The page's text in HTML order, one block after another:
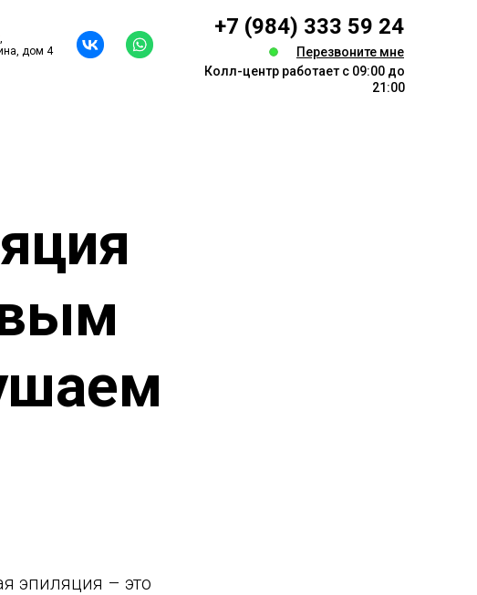
Перезвоните мне
Колл-центр работает с 09:00 до
21:00
+7 (984) 333 59 24
,
дом 4
эпиляция – это